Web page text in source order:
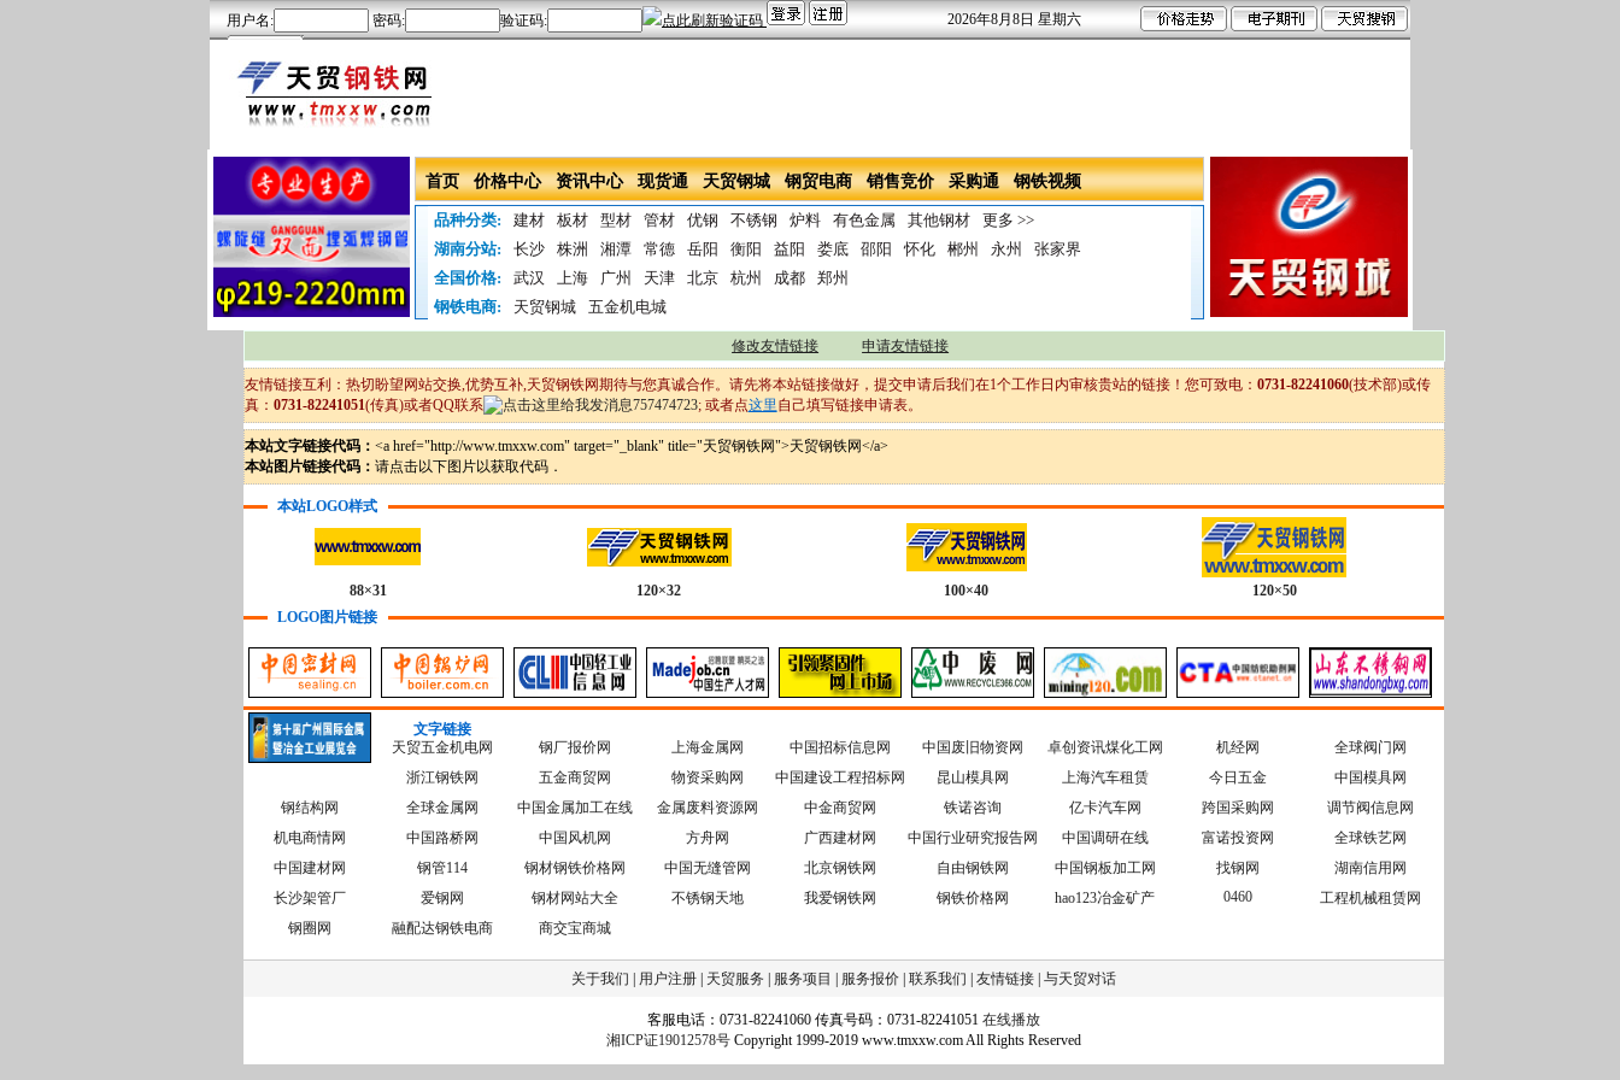
2026年8月8日 星期六
首页 价格中心 资讯中心 现货通 天贸钢城 钢贸电商 销售竞价 采购通 钢铁视频
品种分类: 建材 板材 型材 管材 优钢 不锈钢 炉料 有色金属 其他钢材
更多 >>
湖南分站:
长沙 株洲 湘潭 常德 岳阳 衡阳 益阳 娄底 邵阳 怀化 郴州 永州
张家界
全国价格:
武汉 上海 广州 天津 北京 杭州 成都
郑州
钢铁电商:
天贸钢城 五金机电城
修改友情链接 申请友情链接
友情链接互利：热切盼望 网站交换,优势互补,天贸钢铁网期待与您真诚合作。请先将本站链接做好，提交申请后我们在1个工作日内审核贵站的链接！您可致电： 0731-82241060(技术部)或传
真： 0731-82241051(传真)或者QQ联系 757474723; 或者点这里自己填写链接申请表。
本站文字链接代码： <a href="http://www.tmxxw.com" target="_blank" title="天贸钢铁网">天贸钢铁网</a>
本站图片链接代码： 请点击以下图片以获取代码．
本站LOGO样式
88×31 120×32 100×40
120×50
LOGO图片链接
文字链接
天贸五金机电网
钢厂报价网 上海金属网 中国招标信息网 中国废旧物资网 卓创资讯煤化工网 机经网
全球阀门网
浙江钢铁网
五金商贸网 物资采购网 中国建设工程招标网 昆山模具网 上海汽车租赁 今日五金
中国模具网
钢结构网
全球金属网 中国金属加工在线 金属废料资源网 中金商贸网 铁诺咨询 亿卡汽车网 跨国采购网
调节阀信息网
机电商情网
中国路桥网 中国风机网 方舟网 广西建材网 中国行业研究报告网 中国调研在线 富诺投资网
全球铁艺网
中国建材网
钢管114 钢材钢铁价格网 中国无缝管网 北京钢铁网 自由钢铁网 中国钢板加工网 找钢网
湖南信用网
长沙架管厂
爱钢网 钢材网站大全 不锈钢天地 我爱钢铁网 钢铁价格网 hao123冶金矿产 0460
工程机械租赁网
钢圈网
融配达钢铁电商 商交宝商城
关于我们 用户注册| 天贸服务 服务项目 服务报价| 联系我们 友情链接| 与天贸对话
客服电话：0731-82241060 传真号码：0731-82241051 在线播放
湘ICP证19012578号Copyright 1999-2019 www.tmxxw.com All Rights Reserved